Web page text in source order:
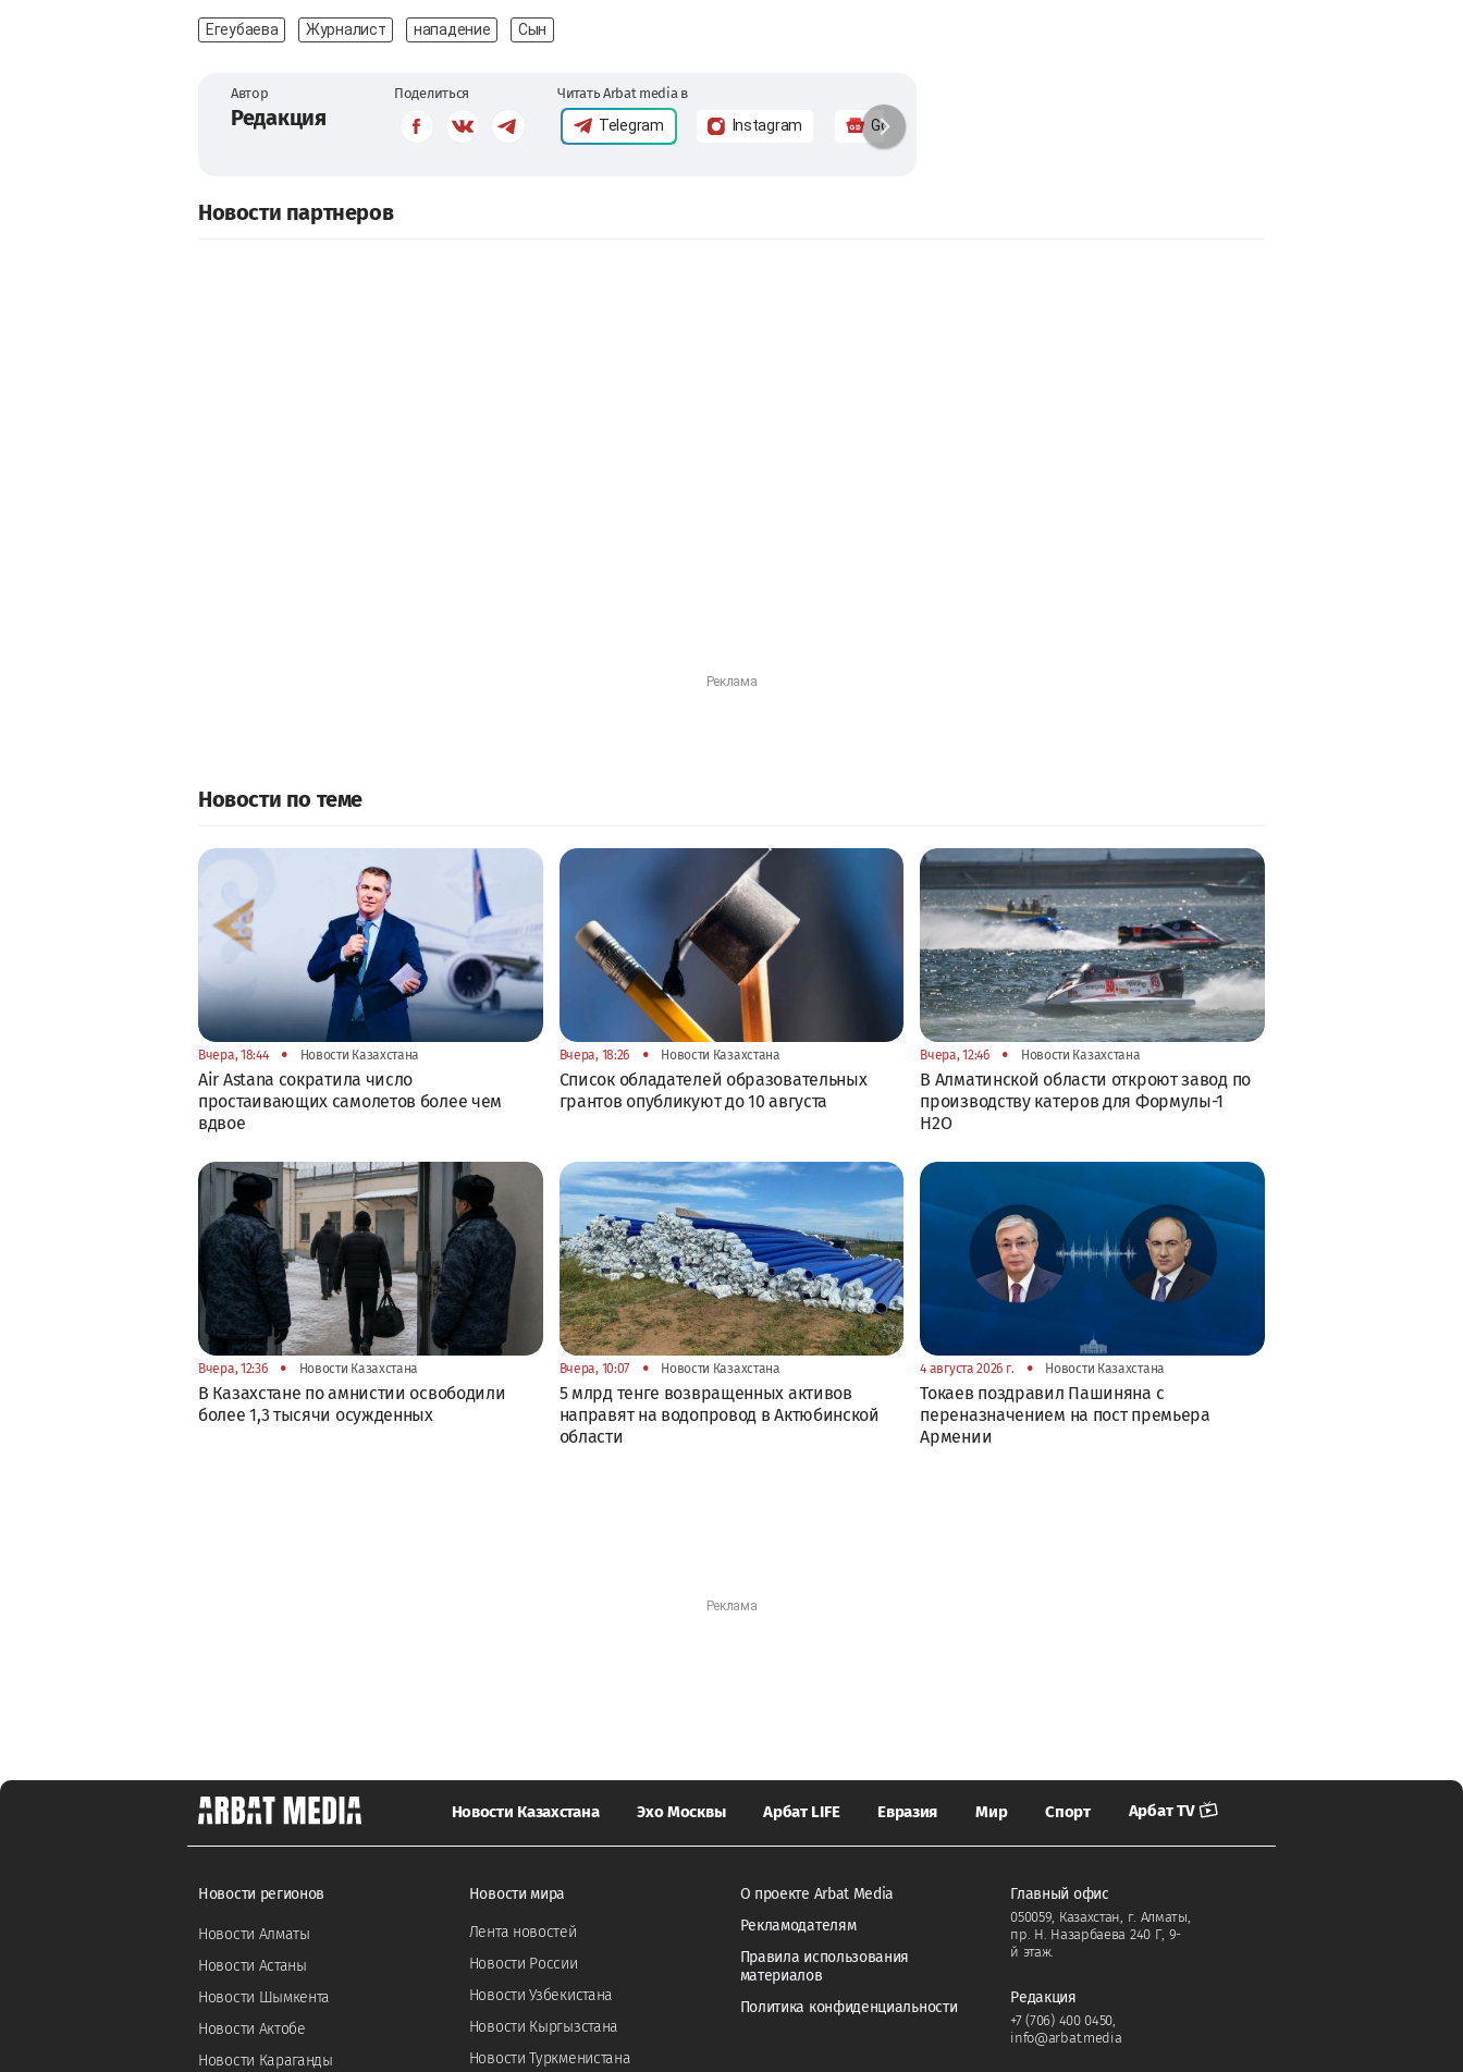
Егеубаева Журналист нападение Сын
Автор
Редакция
Поделиться Читать Arbat media в
Telegram Instagram Google News
Новости партнеров
Новости по теме
Вчера, 18:44 • Новости Казахстана
Air Astana сократила число
простаивающих самолетов более чем
вдвое
Вчера, 18:26 • Новости Казахстана
Список обладателей образовательных
грантов опубликуют до 10 августа
Вчера, 12:46 • Новости Казахстана
В Алматинской области откроют завод по
производству катеров для Формулы-1
H2O
Вчера, 12:36 • Новости Казахстана
В Казахстане по амнистии освободили
более 1,3 тысячи осужденных
Вчера, 10:07 • Новости Казахстана
5 млрд тенге возвращенных активов
направят на водопровод в Актюбинской
области
4 августа 2026 г. • Новости Казахстана
Токаев поздравил Пашиняна с
переназначением на пост премьера
Армении
Новости Казахстана Эхо Москвы Арбат LIFE Евразия Мир Спорт Арбат TV
Новости регионов
Новости Алматы
Новости Астаны
Новости Шымкента
Новости Актобе
Новости Караганды
Новости мира
Лента новостей
Новости России
Новости Узбекистана
Новости Кыргызстана
Новости Туркменистана
О проекте Arbat Media
Рекламодателям
Правила использования
материалов
Политика конфиденциальности
Главный офис
050059, Казахстан, г. Алматы,
пр. Н. Назарбаева 240 Г, 9-
й этаж.
Редакция
+7 (706) 400 0450
info@arbat.media